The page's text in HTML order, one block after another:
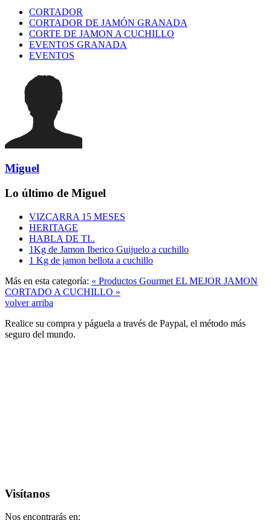
CORTADOR
CORTADOR DE JAMÓN GRANADA
CORTE DE JAMON A CUCHILLO
EVENTOS GRANADA
EVENTOS
Miguel
Lo último de Miguel
VIZCARRA 15 MESES
HERITAGE
HABLA DE TI..
1Kg de Jamon Iberico Guijuelo a cuchillo
1 Kg de jamon bellota a cuchillo
Más en esta categoría: « Productos Gourmet EL MEJOR JAMON
CORTADO A CUCHILLO »
volver arriba
Realice su compra y páguela a través de Paypal, el método más
seguro del mundo.
Visítanos
Nos encontrarás en: